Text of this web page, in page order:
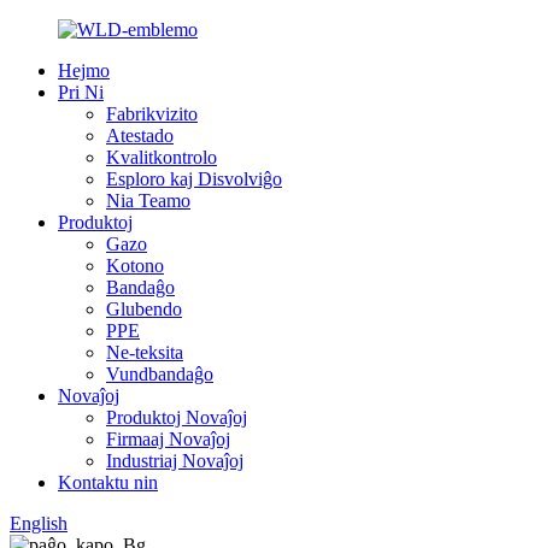
Hejmo
Pri Ni
Fabrikvizito
Atestado
Kvalitkontrolo
Esploro kaj Disvolviĝo
Nia Teamo
Produktoj
Gazo
Kotono
Bandaĝo
Glubendo
PPE
Ne-teksita
Vundbandaĝo
Novaĵoj
Produktoj Novaĵoj
Firmaaj Novaĵoj
Industriaj Novaĵoj
Kontaktu nin
English